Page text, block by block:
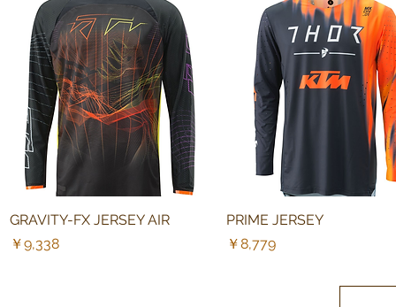
クイックビュー
GRAVITY-FX JERSEY AIR
価格
￥9,338
クイックビュー
PRIME JERSEY
価格
￥8,779